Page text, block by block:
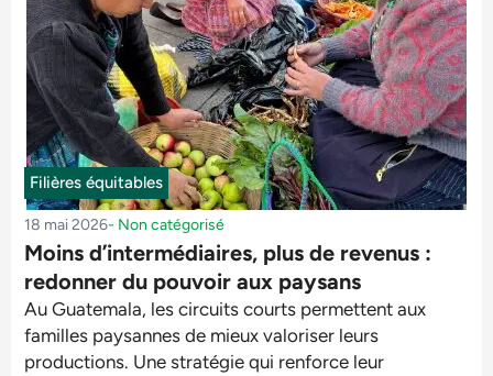
Filières équitables
18 mai 2026- Non catégorisé
Moins d’intermédiaires, plus de revenus :
redonner du pouvoir aux paysans
Au Guatemala, les circuits courts permettent aux
familles paysannes de mieux valoriser leurs
productions. Une stratégie qui renforce leur